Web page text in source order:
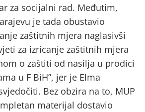
za socijalni rad. Međutim,
je tada obustavio
zaštitnih mjera naglasivši
za izricanje zaštitnih mjera
o zaštiti od nasilja u prodici
u F BiH”, jer je Elma
Bez obzira na to, MUP
materijal dostavio